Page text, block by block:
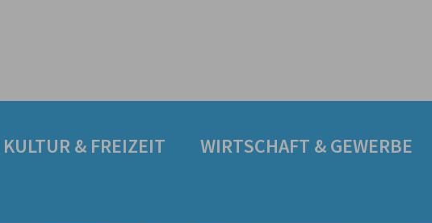
KULTUR & FREIZEIT WIRTSCHAFT & GEWERBE